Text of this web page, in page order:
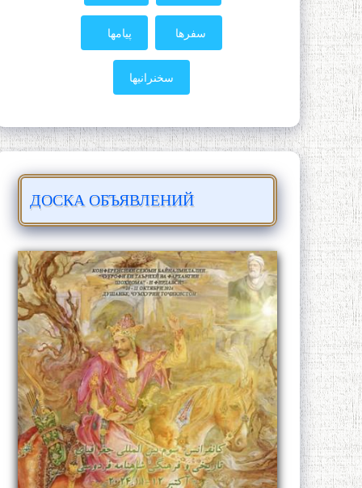
پیامها سفرها
سخنرانیها
ДОСКА ОБЪЯВЛЕНИЙ